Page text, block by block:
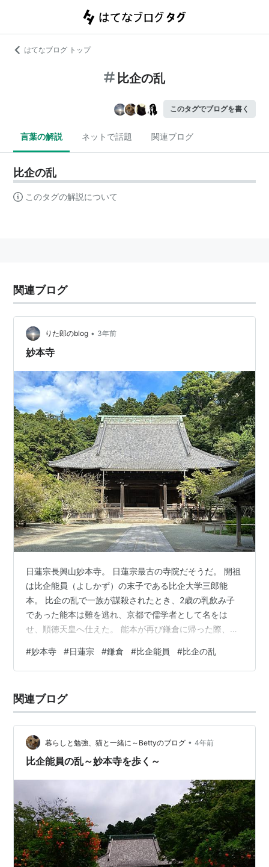
はてなブログ トップ
比企の乱
このタグでブログを書く
言葉の解説 ネットで話題 関連ブログ
比企の乱
このタグの解説について
関連ブログ
りた郎のblog • 3年前
妙本寺
日蓮宗長興山妙本寺。 日蓮宗最古の寺院だそうだ。 開祖
は比企能員（よしかず）の末子である比企大学三郎能
本。 比企の乱で一族が謀殺されたとき、2歳の乳飲み子
であった能本は難を逃れ、京都で儒学者として名をは
せ、順徳天皇へ仕えた。 能本が再び鎌倉に帰った際、鎌
を弔うために自らの屋敷を献上したのが妙本寺の始まり
とのことだ。 こちらは総門。 この地は比企一族が住む谷
呼ばれている。 総門のすぐとなりに、その名を冠する比
企ヶ谷幼稚園がある。 総門を抜けて鬱蒼とした森を進
#妙本寺 #日蓮宗 #鎌倉 #比企能員 #比企の乱
関連ブログ
暮らしと勉強、猫と一緒に～Bettyのブログ • 4年前
比企能員の乱～妙本寺を歩く～